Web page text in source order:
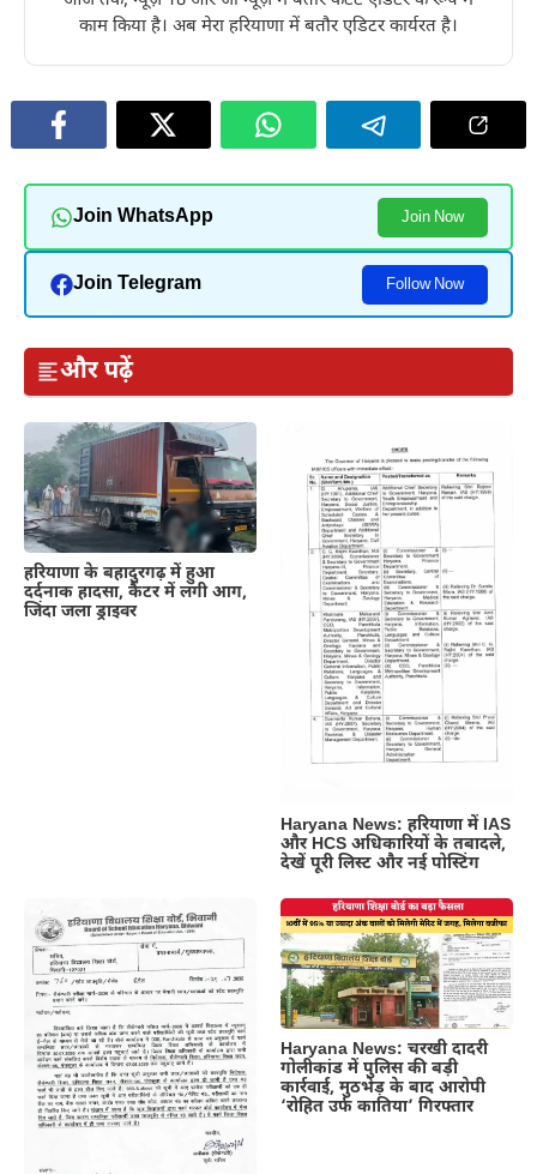
काम किया है। अब मेरा हरियाणा में बतौर एडिटर कार्यरत है।
Join WhatsApp Join Now
Join Telegram Follow Now
और पढ़ें
हरियाणा के बहादुरगढ़ में हुआ
दर्दनाक हादसा, कैंटर में लगी आग,
जिंदा जला ड्राइवर
Haryana News: हरियाणा में IAS
और HCS अधिकारियों के तबादले,
देखें पूरी लिस्ट और नई पोस्टिंग
Haryana News: चरखी दादरी
गोलीकांड में पुलिस की बड़ी
कार्रवाई, मुठभेड़ के बाद आरोपी
‘रोहित उर्फ कातिया’ गिरफ्तार